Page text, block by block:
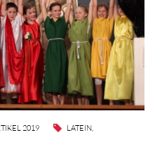
2019 LATEIN,